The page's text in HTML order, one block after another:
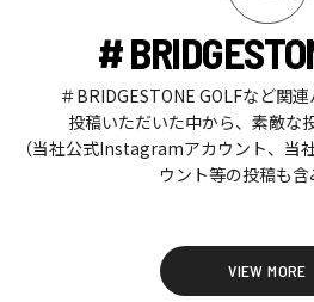
#
＃BRIDGESTONE GOLFなど関
投稿いただいた中から、素敵な
（当社公式Instagramアカウント、
ウント等の投稿も含
VIEW MORE